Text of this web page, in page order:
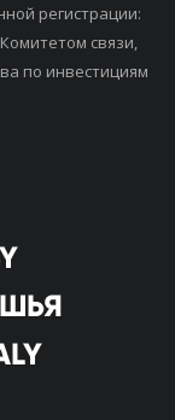
регистрации:
связи,
по инвестициям